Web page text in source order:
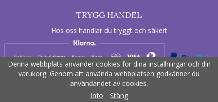
TRYGG HANDEL
Hos oss handlar du tryggt och säkert
Drift & produktion: Wikinggruppen
Denna webbplats använder cookies för dina inställningar och din
varukorg. Genom att använda webbplatsen godkänner du
användandet av cookies.
Info
Stäng